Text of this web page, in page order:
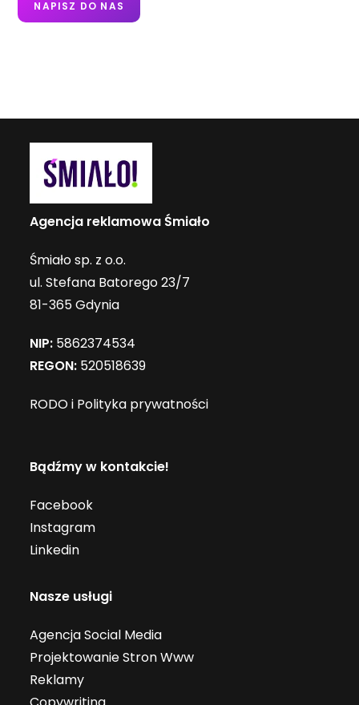
NAPISZ DO NAS
Agencja reklamowa Śmiało
Śmiało sp. z o.o.
ul. Stefana Batorego 23/7
81-365 Gdynia
NIP: 5862374534
REGON: 520518639
RODO i Polityka prywatności
Bądźmy w kontakcie!
Facebook
Instagram
Linkedin
Nasze usługi
Agencja Social Media
Projektowanie Stron Www
Reklamy